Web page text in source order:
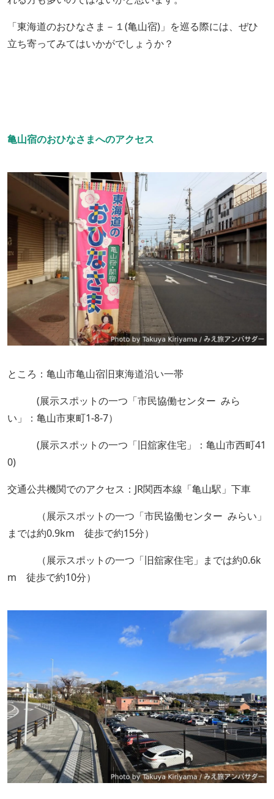
「東海道のおひなさま－１(亀山宿)」を巡る際には、ぜひ
立ち寄ってみてはいかがでしょうか？
亀山宿のおひなさまへのアクセス
ところ：亀山市亀山宿旧東海道沿い一帯
(展示スポットの一つ「市民協働センター みら
い」：亀山市東町1-8-7）
(展示スポットの一つ「旧舘家住宅」：亀山市西町41
0)
交通公共機関でのアクセス：JR関西本線「亀山駅」下車
（展示スポットの一つ「市民協働センター みらい」
までは約0.9km 徒歩で約15分）
（展示スポットの一つ「旧舘家住宅」までは約0.6k
m 徒歩で約10分）